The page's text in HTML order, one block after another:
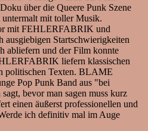
über die Queere Punk Szene
untermalt mit toller Musik.
mit FEHLERFABRIK und
Startschwierigkeiten
abliefern und der Film konnte
liefern klassischen
politischen Texten. BLAME
Pop Punk Band aus "bei
bevor man sagen muss kurz
einen äußerst professionellen und
ich definitiv mal im Auge